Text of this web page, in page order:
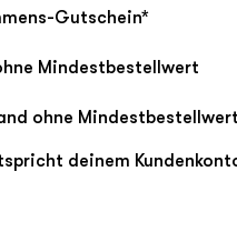
Gutschein*
Mindestbestellwert
ohne Mindestbestellwert
deinem